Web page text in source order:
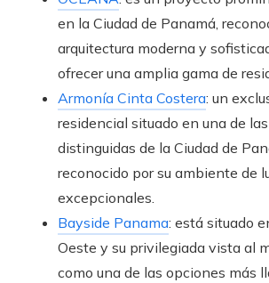
en la Ciudad de Panamá,
arquitectura moderna y
ofrecer una amplia gama de
Armonía Cinta Costera: un
residencial situado en una de
distinguidas de la Ciudad de
reconocido por su ambiente de
excepcionales.
Bayside Panama: está situado
Oeste y su privilegiada vista al
como una de las opciones más